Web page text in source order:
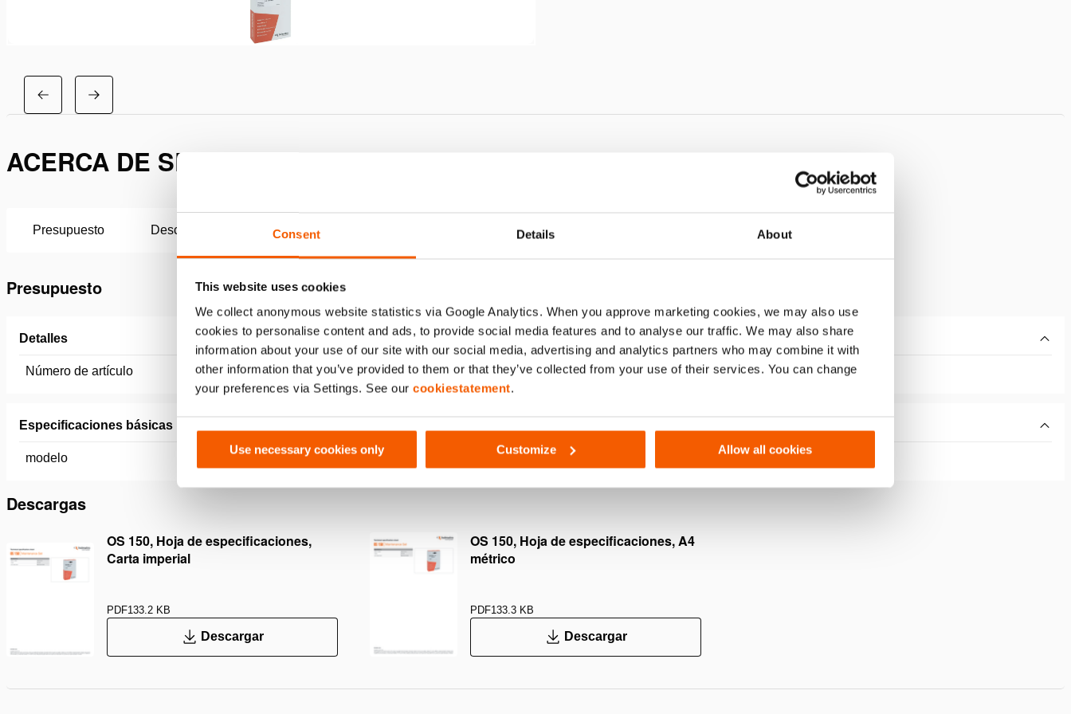
Consent Details About
This website uses cookies
We collect anonymous website statistics via Google Analytics. When you approve marketing cookies, we may also use
cookies to personalise content and ads, to provide social media features and to analyse our traffic. We may also share
information about your use of our site with our social media, advertising and analytics partners who may combine it with
other information that you’ve provided to them or that they’ve collected from your use of their services. You can change
your preferences via Settings. See our cookiestatement.
Use necessary cookies only Customize Allow all cookies
ACERCA DE SET DE MANTENIMIENTO OS 150
Presupuesto Descargas
Presupuesto
Detalles
Número de artículo 100.013.041
Especificaciones básicas
modelo OS 150
Descargas
OS 150, Hoja de especificaciones,
Carta imperial
PDF133.2 KB
Descargar
OS 150, Hoja de especificaciones, A4
métrico
PDF133.3 KB
Descargar